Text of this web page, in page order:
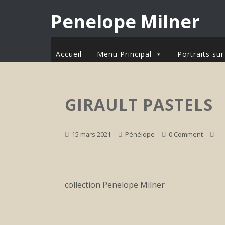
Penelope Milner
Accueil Menu Principal Portraits
GIRAULT PASTELS
15 mars 2021 Pénélope 0 Comment
collection Penelope Milner